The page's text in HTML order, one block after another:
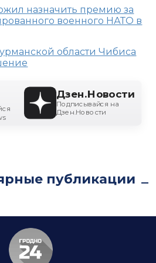
назначить премию за
военного НАТО в
области Чибиса
Дзен.Новости
Подписывайся на
Дзен.Новости
публикации